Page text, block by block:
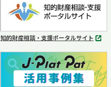
ブ
で
開
く
知的財産相談・支援ポータルサイト
別
タ
開
く